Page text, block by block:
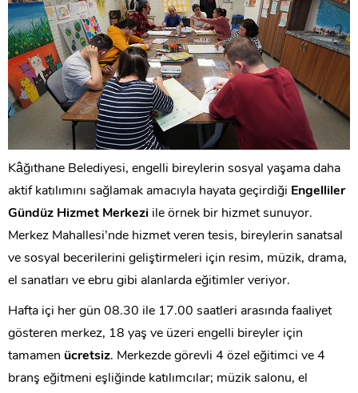
Kâğıthane Belediyesi, engelli bireylerin sosyal yaşama daha
aktif katılımını sağlamak amacıyla hayata geçirdiği Engelliler
Gündüz Hizmet Merkezi ile örnek bir hizmet sunuyor.
Merkez Mahallesi’nde hizmet veren tesis, bireylerin sanatsal
ve sosyal becerilerini geliştirmeleri için resim, müzik, drama,
el sanatları ve ebru gibi alanlarda eğitimler veriyor.
Hafta içi her gün 08.30 ile 17.00 saatleri arasında faaliyet
gösteren merkez, 18 yaş ve üzeri engelli bireyler için
tamamen ücretsiz. Merkezde görevli 4 özel eğitimci ve 4
branş eğitmeni eşliğinde katılımcılar; müzik salonu, el